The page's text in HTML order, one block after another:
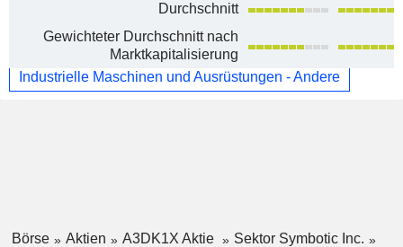
Durchschnitt
Gewichteter Durchschnitt nach
Marktkapitalisierung
Industrielle Maschinen und Ausrüstungen - Andere
Börse Aktien A3DK1X Aktie
Sektor Symbotic Inc.